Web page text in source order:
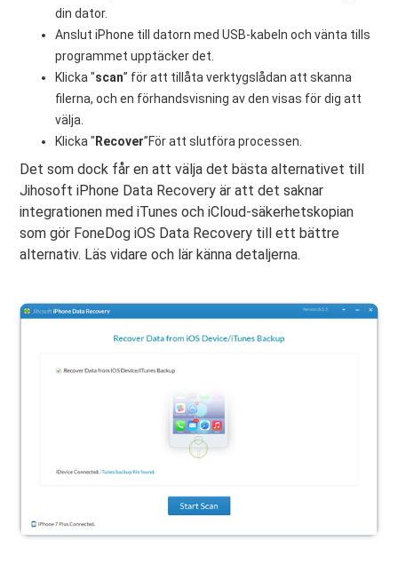
din dator.
Anslut iPhone till datorn med USB-kabeln och vänta tills
programmet upptäcker det.
Klicka "scan” för att tillåta verktygslådan att skanna
filerna, och en förhandsvisning av den visas för dig att
välja.
Klicka " Recover”För att slutföra processen.
Det som dock får en att välja det bästa alternativet till
Jihosoft iPhone Data Recovery är att det saknar
integrationen med iTunes och iCloud-säkerhetskopian
som gör FoneDog iOS Data Recovery till ett bättre
alternativ. Läs vidare och lär känna detaljerna.